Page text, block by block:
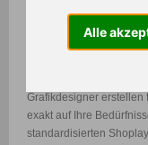
Alle
Sie benötigen ein
sogar ein komplettes
Grafikdesigner erstellen
exakt auf Ihre
standardisierten